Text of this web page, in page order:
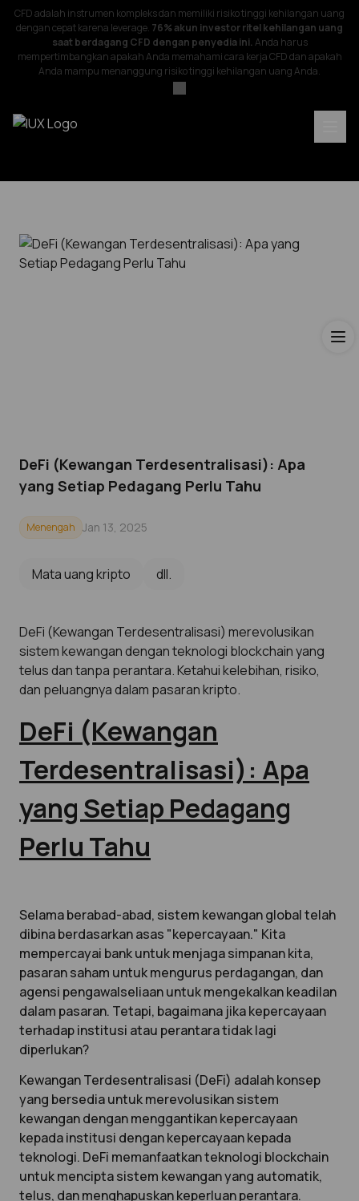
CFD adalah instrumen kompleks dan memiliki risiko tinggi kehilangan uang
dengan cepat karena leverage. 76% akun investor ritel kehilangan uang
saat berdagang CFD dengan penyedia ini.Anda harus
mempertimbangkan apakah Anda memahami cara kerja CFD dan apakah
Anda mampu menanggung risiko tinggi kehilangan uang Anda.
DeFi (Kewangan Terdesentralisasi): Apa
yang Setiap Pedagang Perlu Tahu
Menengah Jan 13, 2025
Mata uang kripto dll.
DeFi (Kewangan Terdesentralisasi) merevolusikan
sistem kewangan dengan teknologi blockchain yang
telus dan tanpa perantara. Ketahui kelebihan, risiko,
dan peluangnya dalam pasaran kripto.
DeFi (Kewangan
Terdesentralisasi): Apa
yang Setiap Pedagang
Perlu Tahu
Selama berabad-abad, sistem kewangan global telah
dibina berdasarkan asas "kepercayaan." Kita
mempercayai bank untuk menjaga simpanan kita,
pasaran saham untuk mengurus perdagangan, dan
agensi pengawalseliaan untuk mengekalkan keadilan
dalam pasaran. Tetapi, bagaimana jika kepercayaan
terhadap institusi atau perantara tidak lagi
diperlukan?
Kewangan Terdesentralisasi (DeFi) adalah konsep
yang bersedia untuk merevolusikan sistem
kewangan dengan menggantikan kepercayaan
kepada institusi dengan kepercayaan kepada
teknologi. DeFi memanfaatkan teknologi blockchain
untuk mencipta sistem kewangan yang automatik,
telus, dan menghapuskan keperluan perantara.